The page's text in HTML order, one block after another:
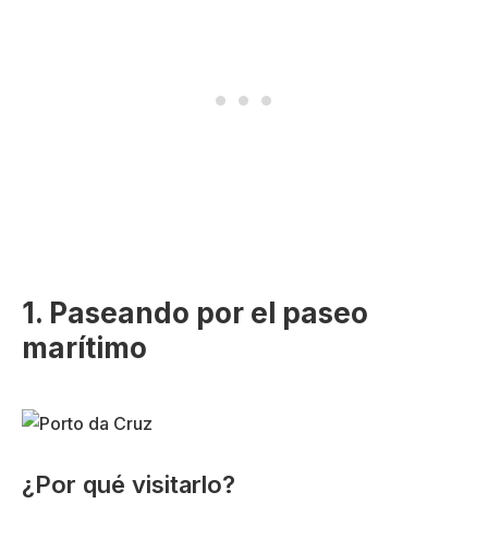
1. Paseando por el paseo
marítimo
¿Por qué visitarlo?